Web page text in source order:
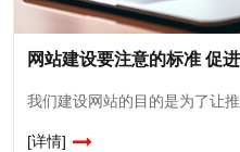
[详情]